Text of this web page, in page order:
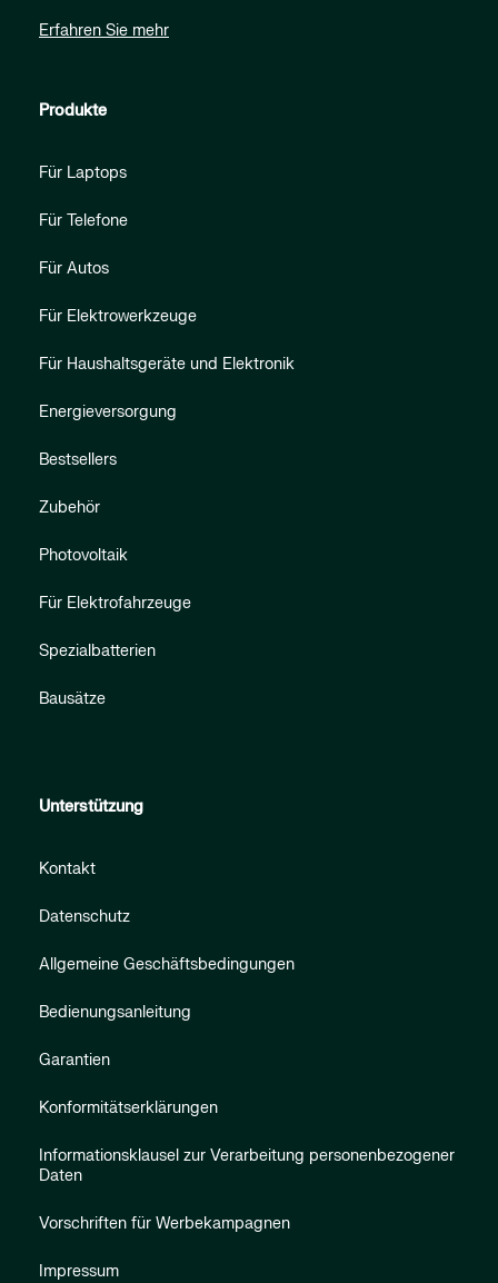
Erfahren Sie mehr
Produkte
Für Laptops
Für Telefone
Für Autos
Für Elektrowerkzeuge
Für Haushaltsgeräte und Elektronik
Energieversorgung
Bestsellers
Zubehör
Photovoltaik
Für Elektrofahrzeuge
Spezialbatterien
Bausätze
Unterstützung
Kontakt
Datenschutz
Allgemeine Geschäftsbedingungen
Bedienungsanleitung
Garantien
Konformitätserklärungen
Informationsklausel zur Verarbeitung personenbezogener
Daten
Vorschriften für Werbekampagnen
Impressum